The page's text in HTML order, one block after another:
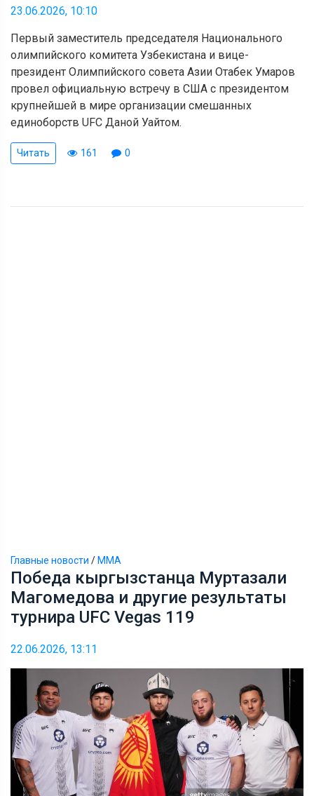
23.06.2026, 10:10
Первый заместитель председателя Национального
олимпийского комитета Узбекистана и вице-
президент Олимпийского совета Азии Отабек Умаров
провел официальную встречу в США с президентом
крупнейшей в мире организации смешанных
единоборств UFC Даной Уайтом.
Читать 161 0
Главные новости / ММА
Победа кыргызстанца Муртазали
Магомедова и другие результаты
турнира UFC Vegas 119
22.06.2026, 13:11